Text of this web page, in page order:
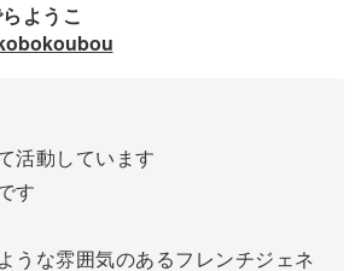
ようこ
活動しています
す
うな雰囲気のあるフレンチジェネ